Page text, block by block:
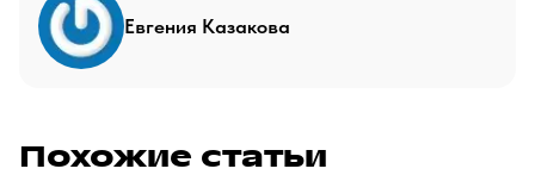
Евгения Казакова
Похожие статьи